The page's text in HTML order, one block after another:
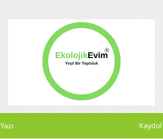
Yazı Kaydol